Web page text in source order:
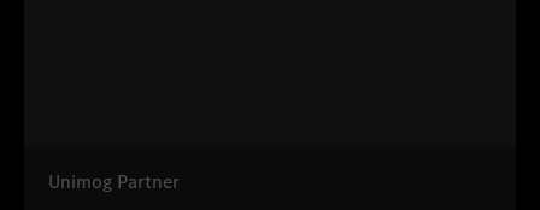
Unimog Partner